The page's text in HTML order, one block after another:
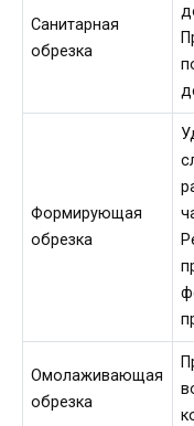
Санитарная
обрезка
Формирующая
обрезка
Омолаживающая
обрезка